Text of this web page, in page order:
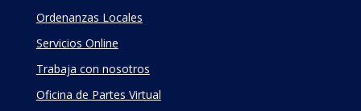
Ordenanzas Locales
Servicios Online
Trabaja con nosotros
Oficina de Partes Virtual